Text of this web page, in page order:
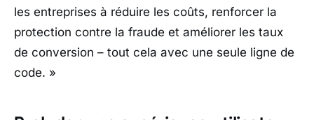
les entreprises à réduire les coûts, renforcer la
protection contre la fraude et améliorer les taux
de conversion – tout cela avec une seule ligne de
code. »